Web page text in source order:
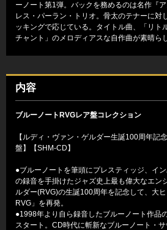
ーノート第1弾。バックを務めるのは名作『
レス・パーラン・トリオ。骨太のテナーに対
ッキングで応じている。タイトル曲、「リト
チャント」のメロディアスな自作曲が素晴らし
内容
ブルーノートRVGレア盤コレクション
【ルディ・ヴァン・ゲルダー生誕100周年記
盤】【SHM-CD】
●ブルーノートを筆頭にプレスティッジ、イ
の録音を手掛けたジャズ史上最も偉大なエン
ルダー(RVG)の生誕100周年を記念して、大
RVG」を再発。
●1998年より自ら録音したブルーノート作品
スタート。CD時代に斬新なブルーノート・サ